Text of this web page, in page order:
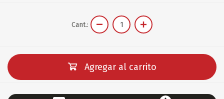
Cant.:
Agregar al carrito